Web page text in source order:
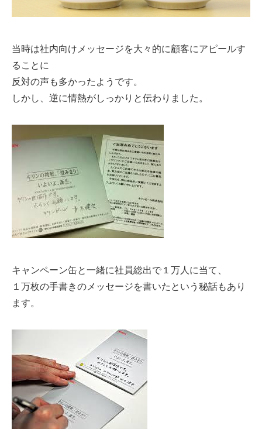
当時は社内向けメッセージを大々的に顧客にアピールす
ることに
反対の声も多かったようです。
しかし、逆に情熱がしっかりと伝わりました。
キャンペーン缶と一緒に社員総出で１万人に当て、
１万枚の手書きのメッセージを書いたという秘話もあり
ます。